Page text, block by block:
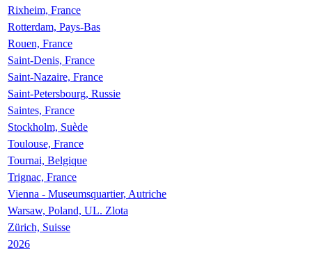
Rixheim, France
Rotterdam, Pays-Bas
Rouen, France
Saint-Denis, France
Saint-Nazaire, France
Saint-Petersbourg, Russie
Saintes, France
Stockholm, Suède
Toulouse, France
Tournai, Belgique
Trignac, France
Vienna - Museumsquartier, Autriche
Warsaw, Poland, UL. Zlota
Zürich, Suisse
2026